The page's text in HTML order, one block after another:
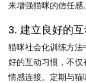
来增强猫咪的信任感。
3. 建立良好的
猫咪社会化训练方法
好的互动习惯，不
情感连接。定期与